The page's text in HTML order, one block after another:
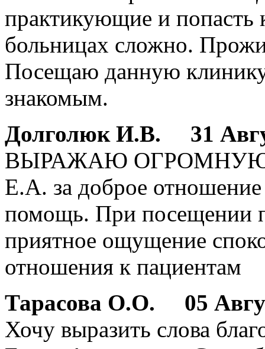
практикующие и попасть
больницах сложно.
Посещаю данную
знакомым.
Долголюк И.В.
31
ВЫРАЖАЮ ОГРОМНУЮ
Е.А. за доброе
помощь. При посещении
приятное ощущение
отношения к пациентам
Тарасова О.О.
05
Хочу выразить слова